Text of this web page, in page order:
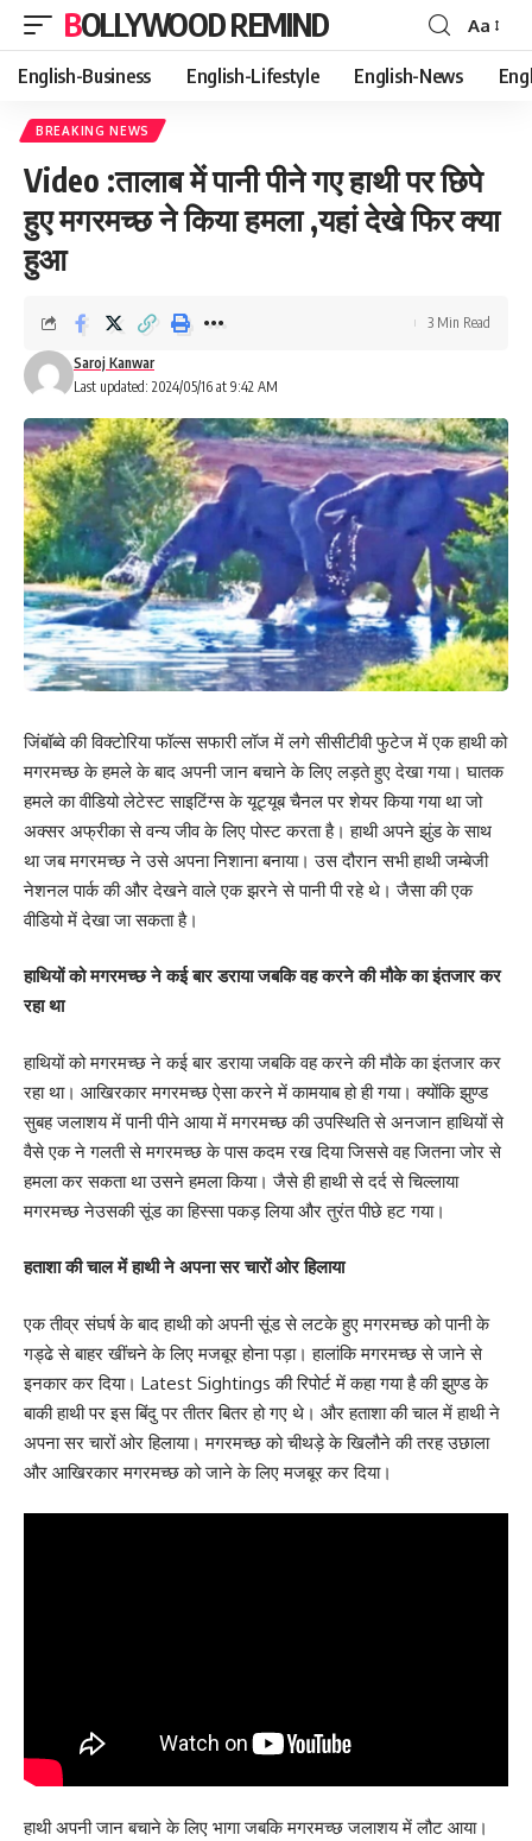
BOLLYWOOD REMIND
Font
Resizer
Aa
English-Business English-Lifestyle English-News
BREAKING NEWS
Video :तालाब में पानी पीने गए हाथी पर छिपे
हुए मगरमच्छ ने किया हमला ,यहां देखे फिर क्या
हुआ
Last updated: 2024/05/16 at 9:42 AM
Saroj Kanwar
3 Min Read
जिंबॉब्वे की विक्टोरिया फॉल्स सफारी लॉज में लगे सीसीटीवी फुटेज में एक हाथी को
मगरमच्छ के हमले के बाद अपनी जान बचाने के लिए लड़ते हुए देखा गया। घातक
हमले का वीडियो लेटेस्ट साइटिंग्स के यूट्यूब चैनल पर शेयर किया गया था जो
अक्सर अफ्रीका से वन्य जीव के लिए पोस्ट करता है। हाथी अपने झुंड के साथ
था जब मगरमच्छ ने उसे अपना निशाना बनाया। उस दौरान सभी हाथी जम्बेजी
नेशनल पार्क की और देखने वाले एक झरने से पानी पी रहे थे। जैसा की एक
वीडियो में देखा जा सकता है।
हाथियों को मगरमच्छ ने कई बार डराया जबकि वह करने की मौके का इंतजार कर
रहा था
हाथियों को मगरमच्छ ने कई बार डराया जबकि वह करने की मौके का इंतजार कर
रहा था। आखिरकार मगरमच्छ ऐसा करने में कामयाब हो ही गया। क्योंकि झुण्ड
सुबह जलाशय में पानी पीने आया में मगरमच्छ की उपस्थिति से अनजान हाथियों से
वैसे एक ने गलती से मगरमच्छ के पास कदम रख दिया जिससे वह जितना जोर से
हमला कर सकता था उसने हमला किया। जैसे ही हाथी से दर्द से चिल्लाया
मगरमच्छ नेउसकी सूंड का हिस्सा पकड़ लिया और तुरंत पीछे हट गया।
हताशा की चाल में हाथी ने अपना सर चारों ओर हिलाया
एक तीव्र संघर्ष के बाद हाथी को अपनी सूंड से लटके हुए मगरमच्छ को पानी के
गड्ढे से बाहर खींचने के लिए मजबूर होना पड़ा। हालांकि मगरमच्छ से जाने से
इनकार कर दिया। Latest Sightings की रिपोर्ट में कहा गया है की झुण्ड के
बाकी हाथी पर इस बिंदु पर तीतर बितर हो गए थे। और हताशा की चाल में हाथी ने
अपना सर चारों ओर हिलाया। मगरमच्छ को चीथड़े के खिलौने की तरह उछाला
और आखिरकार मगरमच्छ को जाने के लिए मजबूर कर दिया।
हाथी अपनी जान बचाने के लिए भागा जबकि मगरमच्छ जलाशय में लौट आया।